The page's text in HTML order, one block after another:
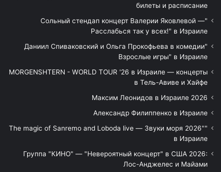
билеты и расписание
"Сольный стендап концерт Валерии Яковлевой —
Расслабься так у всех!" в Израиле
"Даниил Спиваковский и Ольга Прокофьева в комедии
Взрослые игры" в Израиле
MORGENSHTERN - WORLD TOUR '26 в Израиле — концерты
в Тель-Авиве и Хайфе
Максим Леонидов в Израиле 2026
Александр Филиппенко в Израиле
"The magic of Sanremo and Loboda live — Звуки моря 2026"
в Израиле
Группа "КИНО" — "Невероятный концерт" в США 2026:
Лос-Анджелес и Майами